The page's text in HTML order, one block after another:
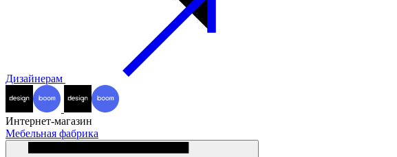
Дизайнерам
Интернет-магазин
Мебельная фабрика